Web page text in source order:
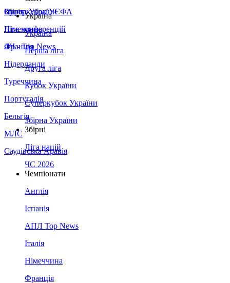
Збірна України
Італія
Німеччина
Франція
Нідерланди
Туреччина
Португалія
Бельгія
МЛС
Саудівська Аравія
Суперкубок УЄФА
Ліга конференцій
ЛЧ - Top News
Україна
Україна
Перша ліга
Друга ліга
Кубок України
Суперкубок України
Збірна України
Збірні
Ліга націй
ЧС 2026
Чемпіонати
Англія
Іспанія
АПЛ Top News
Італія
Німеччина
Франція